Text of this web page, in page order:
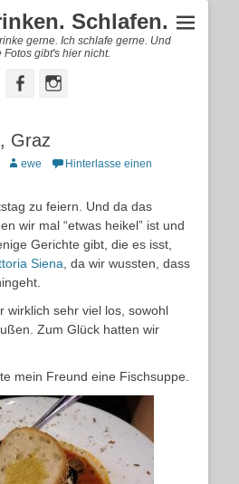
Schlafen.
gerne. Ich schlafe gerne. Und
Fotos gibt's hier nicht.
FacebookInstagram
Graz
Autorewe
Hinterlasse einen
zu feiern. Und da das
wir mal “etwas heikel” ist und
Gerichte gibt, die es isst,
Siena , da wir wussten, dass
wirklich sehr viel los, sowohl
Zum Glück hatten wir
mein Freund eine Fischsuppe.